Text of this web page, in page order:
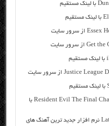
دانلود رایگان فیلم خارجی Resident Evil The Final Chapter 2017 با
دانلود Latest Newest Ringtones 1.5.4 نرم افزار جدید ترین آهنگ های